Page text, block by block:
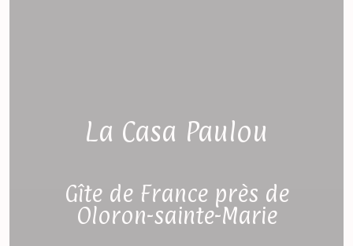
Gîte de France près de
Oloron-sainte-Marie
La Casa Paulou